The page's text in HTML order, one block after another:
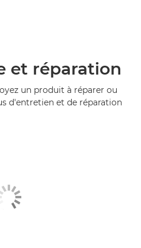
et réparation
un produit à réparer ou
d'entretien et de réparation